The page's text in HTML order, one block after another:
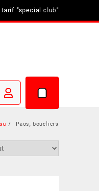
tarif "special club"
Paos, boucliers